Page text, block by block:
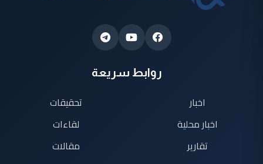
روابط سريعة
اخبار
اخبار محلية
تقارير
تحقيقات
لقاءات
مقالات